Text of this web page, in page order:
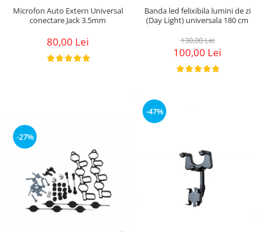
Microfon Auto Extern Universal
conectare Jack 3.5mm
80,00 Lei
Banda led felixibila lumini de zi
(Day Light) universala 180 cm
130,00 Lei
100,00 Lei
-27%
-47%